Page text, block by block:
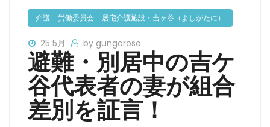
介護 労働委員会 居宅介護施設・吉ヶ谷（よしがたに）
25 5月 by gungoroso
避難・別居中の吉ケ
谷代表者の妻が組合
差別を証言！